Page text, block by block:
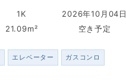
1K
21.09m²
2026年10月04日
空き予定
エレベーター ガスコンロ